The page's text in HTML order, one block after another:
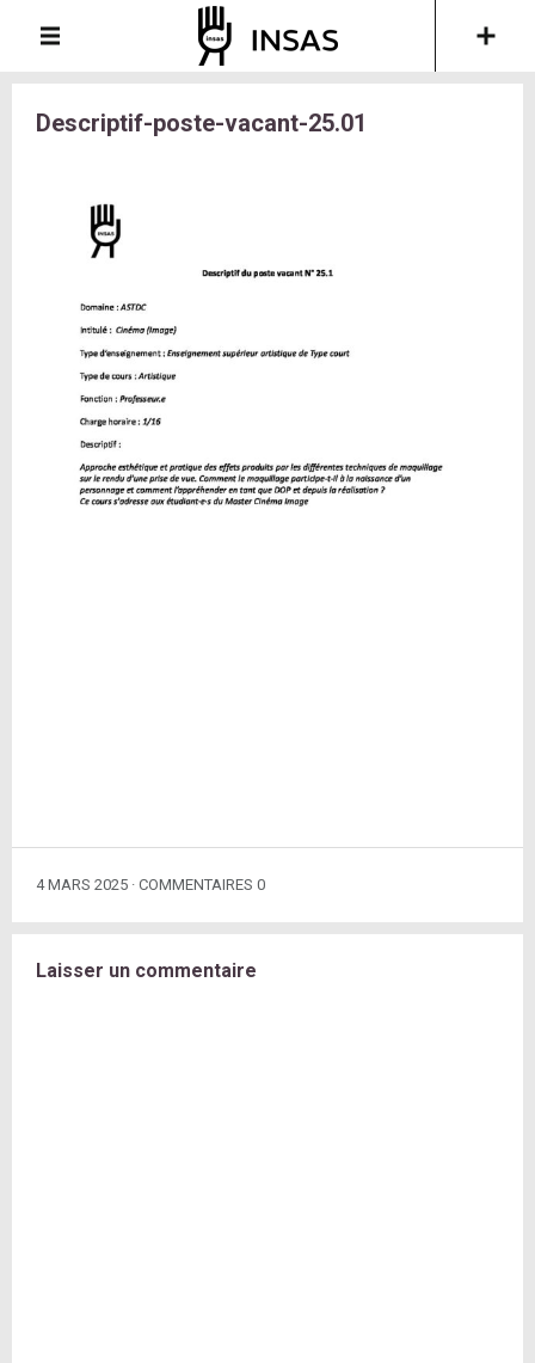
Descriptif-poste-vacant-25.01
4 MARS 2025 COMMENTAIRES 0
Laisser un commentaire